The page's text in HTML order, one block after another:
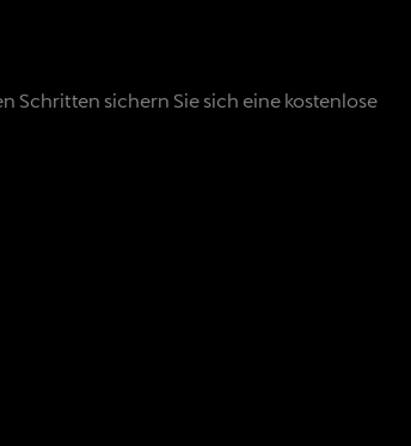
Schritten sichern Sie sich eine kostenlose